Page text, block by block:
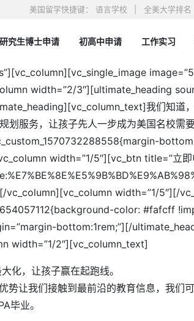
美国留学快捷键： 语言学校 全美大学排名
取的本土精品留学机构
研究生博士申请 初高中申请 工作实习
width=”2/3″][ultimate_heading
我们知道，
划服务，让孩子先人一步成为美国名校
width=”1/5″][vc_btn title=”立即
width=”1/5″][/
color: #fafcff
bottom:1rem;”][/
width=”1/2″][vc_column_text]
化，让孩子赢在起跑线。
势让我们接触到最前沿的教育信息，我们
毕业。